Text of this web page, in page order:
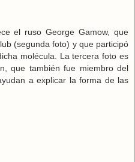
el ruso George Gamow, que
(segunda foto) y que participó
molécula. La tercera foto es
que también fue miembro del
a explicar la forma de las